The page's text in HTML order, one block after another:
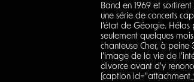
Band en 1969 et
une série de concerts
l’état de Géorgie.
seulement quelques
chanteuse Cher, à
l’image de la vie de
divorce avant d'y
[caption